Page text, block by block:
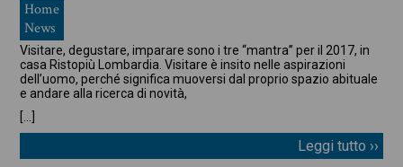
Home
News
Visitare, degustare, imparare sono i tre “mantra” per il 2017, in
casa Ristopiù Lombardia. Visitare è insito nelle aspirazioni
dell’uomo, perché significa muoversi dal proprio spazio abituale
e andare alla ricerca di novità,
Leggi tutto ››